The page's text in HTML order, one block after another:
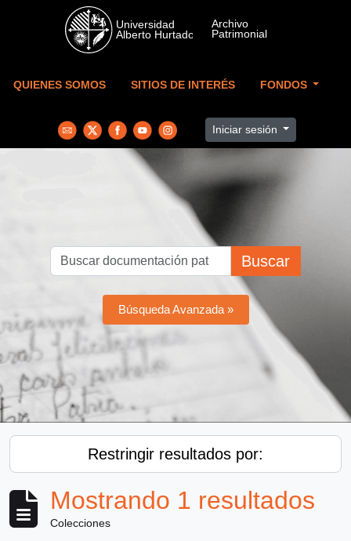
Skip to main content
QUIENES SOMOS SITIOS DE INTERÉS FONDOS
Iniciar sesión
Buscar
Búsqueda Avanzada »
Restringir resultados por:
Mostrando 1 resultados
Colecciones